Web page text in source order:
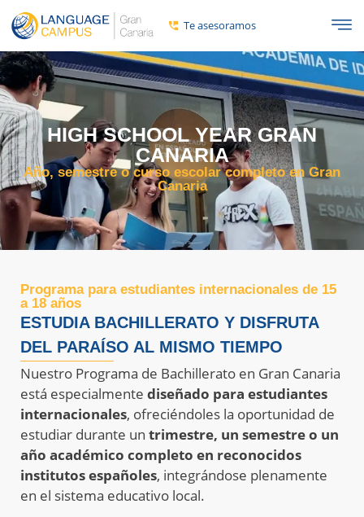
Te asesoramos
HIGH SCHOOL YEAR GRAN
CANARIA
Año, semestre o curso escolar completo en Gran
Canaria
Programa para estudiantes internacionales de 15
a 18 años
ESTUDIA BACHILLERATO Y DISFRUTA
DEL PARAÍSO AL MISMO TIEMPO
Nuestro Programa de Bachillerato en Gran Canaria
está especialmente diseñado para estudiantes
internacionales, ofreciéndoles la oportunidad de
estudiar durante un trimestre, un semestre o un
año académico completo en reconocidos
institutos españoles, integrándose plenamente
en el sistema educativo local.